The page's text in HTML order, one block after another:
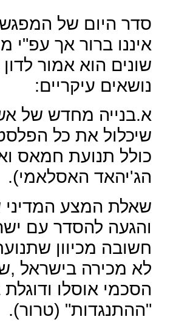
סדר היום של
איננו ברור אך עפ"י
נושאים עיקריים:
א.בנייה מחדש של
שיכלול את כל
כולל תנועת חמאס
הג'יהאד האסלאמי).
שאלת המצע
והגעה להסדר עם
חשובה מכיוון
לא מכירה בישראל
הסכמי אוסלו
"ההתנגדות" (טרור).